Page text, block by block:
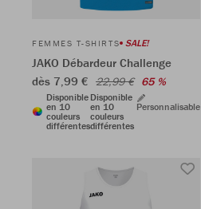
FEMMES T-SHIRTS SALE!
JAKO Débardeur Challenge
dès 7,99 € 22,99 € 65 %
Disponible
en 10
couleurs
différentes
Disponible
en 10
couleurs
différentes
Personnalisable